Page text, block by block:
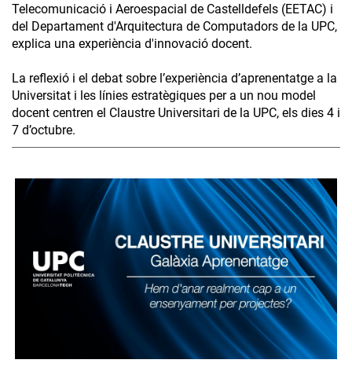
Telecomunicació i Aeroespacial de Castelldefels (EETAC) i
del Departament d'Arquitectura de Computadors de la UPC,
explica una experiència d'innovació docent.
La reflexió i el debat sobre l’experiència d’aprenentatge a la
Universitat i les línies estratègiques per a un nou model
docent centren el Claustre Universitari de la UPC, els dies 4 i
7 d’octubre.